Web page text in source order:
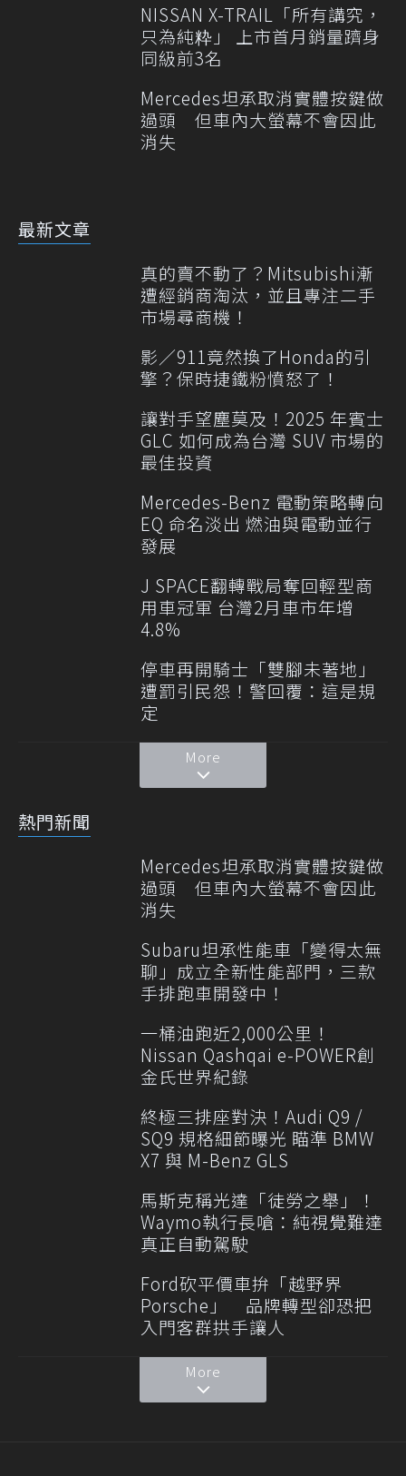
NISSAN X-TRAIL「所有講究，
只為純粋」 上市首月銷量躋身
同級前3名
Mercedes坦承取消實體按鍵做
過頭 但車內大螢幕不會因此
消失
最新文章
真的賣不動了？Mitsubishi漸
遭經銷商淘汰，並且專注二手
市場尋商機！
影／911竟然換了Honda的引
擎？保時捷鐵粉憤怒了！
讓對手望塵莫及！2025 年賓士
GLC 如何成為台灣 SUV 市場的
最佳投資
Mercedes-Benz 電動策略轉向
EQ 命名淡出 燃油與電動並行
發展
J SPACE翻轉戰局奪回輕型商
用車冠軍 台灣2月車市年增
4.8%
停車再開騎士「雙腳未著地」
遭罰引民怨！警回覆：這是規
定
More
熱門新聞
Mercedes坦承取消實體按鍵做
過頭 但車內大螢幕不會因此
消失
Subaru坦承性能車「變得太無
聊」成立全新性能部門，三款
手排跑車開發中！
一桶油跑近2,000公里！
Nissan Qashqai e-POWER創
金氏世界紀錄
終極三排座對決！Audi Q9 /
SQ9 規格細節曝光 瞄準 BMW
X7 與 M-Benz GLS
馬斯克稱光達「徒勞之舉」！
Waymo執行長嗆：純視覺難達
真正自動駕駛
Ford砍平價車拚「越野界
Porsche」 品牌轉型卻恐把
入門客群拱手讓人
More